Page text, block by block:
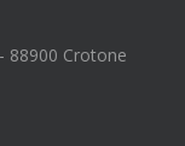
88900 Crotone